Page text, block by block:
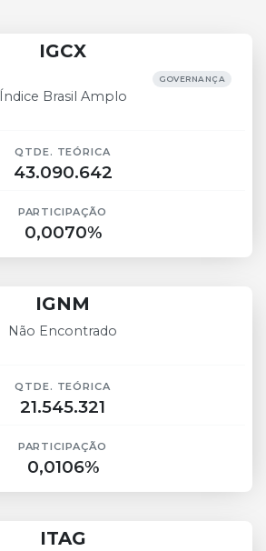
IGCX
GOVERNANÇA
Índice Brasil Amplo
QTDE. TEÓRICA
43.090.642
PARTICIPAÇÃO
0,0070%
IGNM
Não Encontrado
QTDE. TEÓRICA
21.545.321
PARTICIPAÇÃO
0,0106%
ITAG